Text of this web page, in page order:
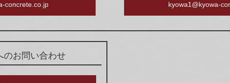
concrete.co.jp kyowa1@kyowa-
のお問い合わせ